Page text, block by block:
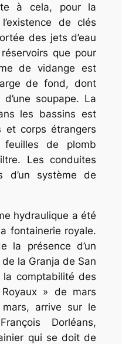
à cela, pour la
de clés
des jets d’eau
que pour
de vidange est
de fond, dont
soupape. La
les bassins est
et corps étrangers
de plomb
Les conduites
d’un système de
hydraulique a été
fontainerie royale.
la présence d’un
la Granja de San
comptabilité des
» de mars
arrive sur le
Dorléans,
qui se doit de